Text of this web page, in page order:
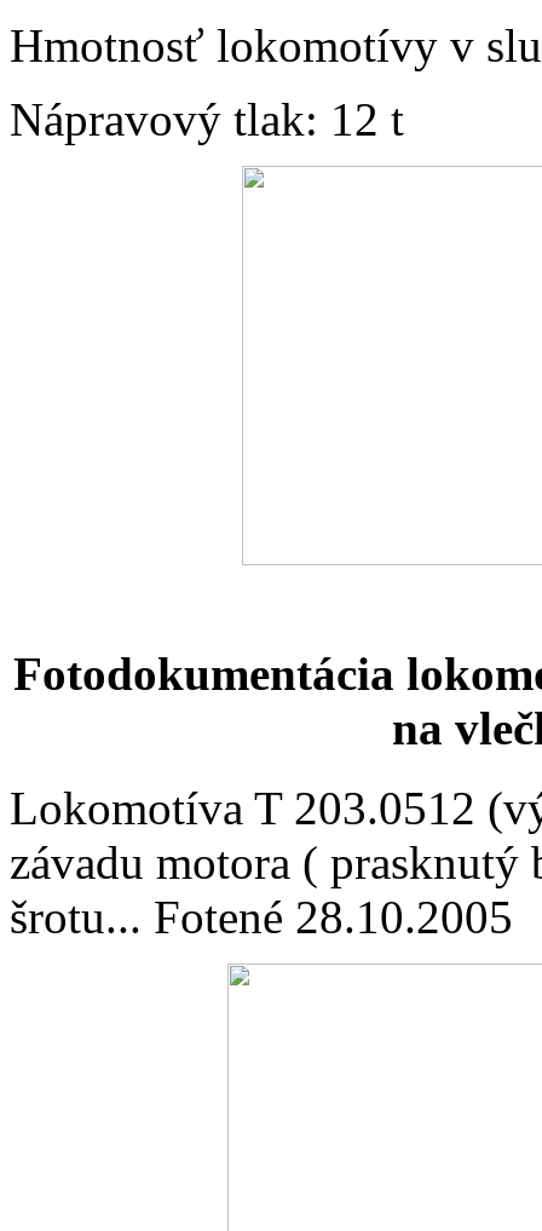
Hmotnosť lokomotívy v
Nápravový tlak: 12 t
Fotodokumentácia
na
Lokomotíva T 203.0512
závadu motora (
šrotu... Fotené 28.10.2005